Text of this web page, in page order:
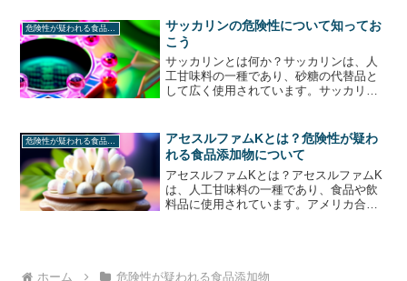
り、糖尿病患者やダイエット中の人々に
とっては魅力的な代替品と...
サッカリンの危険性について知ってお
こう
サッカリンとは何か？サッカリンは、人
工甘味料の一種であり、砂糖の代替品と
して広く使用されています。サッカリン
め、非常に人気があります。しかし、サ
ッカリンには健康に悪影響を...
危険性が疑われる食品添加物
アセスルファムKとは？危険性が疑わ
れる食品添加物について
アセスルファムKとは？アセスルファムK
は、人工甘味料の一種であり、食品や飲
料品に使用されています。アメリカ合衆
ホーム
危険性が疑われる食品添加物